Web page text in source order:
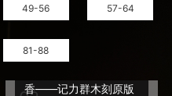
49-56 57-64
81-88
香——记力群木刻原版